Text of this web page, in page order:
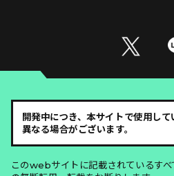
開発中につき、本サイトで使用し
異なる場合がございます。
このwebサイトに記載されているす